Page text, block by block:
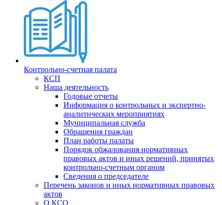
Контрольно-счетная палата
КСП
Наша деятельность
Годовые отчеты
Информация о контрольных и экспертно-
аналитических мероприятиях
Муниципальная служба
Обращения граждан
План работы палаты
Порядок обжалования нормативных
правовых актов и иных решений, принятых
контрольно-счетным органом
Сведения о председателе
Перечень законов и иных нормативных правовых
актов
О КСО